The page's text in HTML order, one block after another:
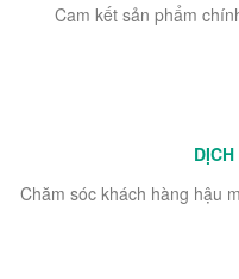
Cam kết sản phẩm
Chăm sóc khách hàng hậu